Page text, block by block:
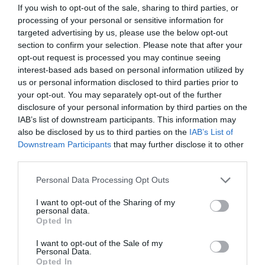
If you wish to opt-out of the sale, sharing to third parties, or
processing of your personal or sensitive information for
targeted advertising by us, please use the below opt-out
section to confirm your selection. Please note that after your
opt-out request is processed you may continue seeing
interest-based ads based on personal information utilized by
us or personal information disclosed to third parties prior to
your opt-out. You may separately opt-out of the further
disclosure of your personal information by third parties on the
IAB’s list of downstream participants. This information may
also be disclosed by us to third parties on the IAB’s List of
Downstream Participants that may further disclose it to other
Personal Data Processing Opt Outs
I want to opt-out of the Sharing of my
personal data.
Opted In
I want to opt-out of the Sale of my
Personal Data.
Opted In